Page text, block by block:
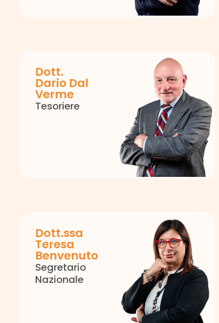
Dott.
Dario Dal
Verme
Tesoriere
Dott.ssa
Teresa
Benvenuto
Segretario
Nazionale